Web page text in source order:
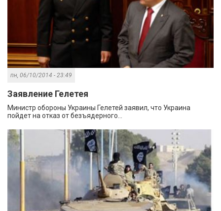
пн, 06/10/2014 - 23:49
Заявление Гелетея
Министр обороны Украины Гелетей заявил, что Украина
пойдет на отказ от безъядерного...